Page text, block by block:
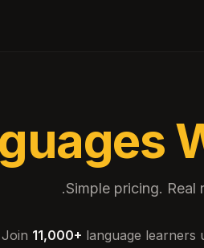
Simple pricing. Real
Join 11,000+ language learners